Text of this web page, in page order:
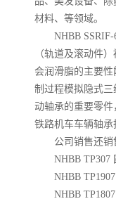
材料、等领域。
NHBB
（轨道及滚动件
会润滑脂的主要
制过程模拟隐式
动轴承的重要零
铁路机车车辆轴承
公司销售还销
NHBB TP307
NHBB
NHBB